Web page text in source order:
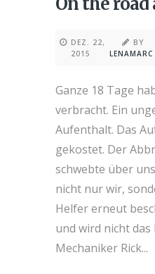
DEZ. 22,
2015
BY
LENAMARC
Ganze 18 Tage
verbracht. Ein
Aufenthalt. Das
gekostet. Der
schwebte über
nicht nur wir,
Helfer erneut
und wird nicht das
Mechaniker Rick...